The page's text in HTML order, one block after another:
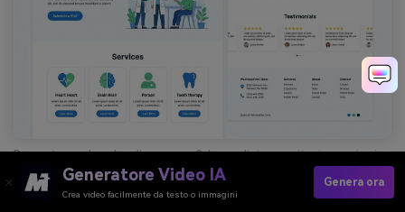
Prompt: mockup landing page 2d per clinica sanitaria, sezioni
pulite, card, icone, pulsanti call-to-action evidenti, layout
piatto, nessuna cornice di dispositivo, nessuna scena di
sfondo --ar 16:9
Generatore Video IA
Crea video facilmente da testo o immagini
Genera ora